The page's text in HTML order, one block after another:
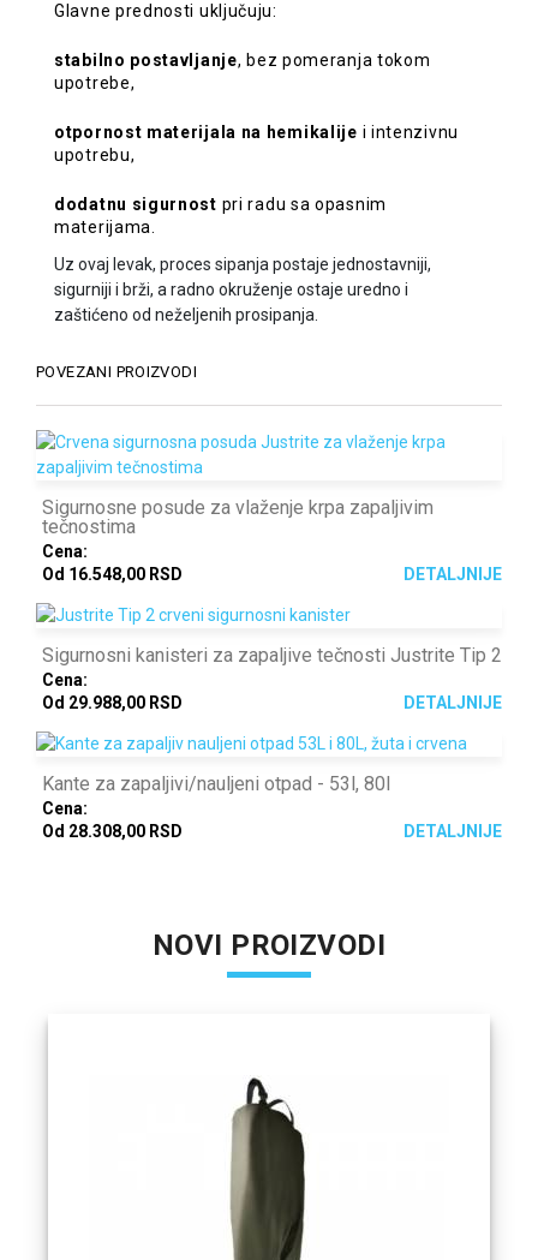
Glavne prednosti uključuju:
stabilno postavljanje, bez pomeranja tokom
upotrebe,
otpornost materijala na hemikalije i intenzivnu
upotrebu,
dodatnu sigurnost pri radu sa opasnim
materijama.
Uz ovaj levak, proces sipanja postaje jednostavniji,
sigurniji i brži, a radno okruženje ostaje uredno i
zaštićeno od neželjenih prosipanja.
POVEZANI PROIZVODI
Sigurnosne posude za vlaženje krpa zapaljivim
tečnostima
Cena:
Od 16.548,00 RSD
DETALJNIJE
Sigurnosni kanisteri za zapaljive tečnosti Justrite Tip 2
Cena:
Od 29.988,00 RSD
DETALJNIJE
Kante za zapaljivi/nauljeni otpad - 53l, 80l
Cena:
Od 28.308,00 RSD
DETALJNIJE
NOVI PROIZVODI